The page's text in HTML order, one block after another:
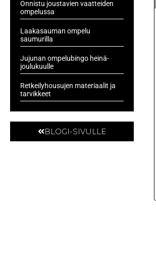
Onnistu joustavien vaatteiden
ompelussa
Laakasauman ompelu
saumurilla
Jujunan ompelubingo heinä-
joulukuulle
Retkeilyhousujen materiaalit ja
tarvikkeet
BLOGI-SIVULLE